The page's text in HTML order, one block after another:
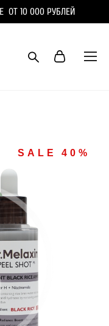
ОТ 10 000 РУБЛЕЙ
SALE 40%